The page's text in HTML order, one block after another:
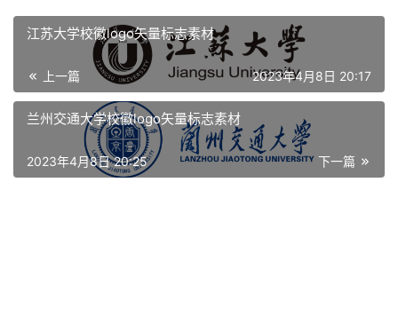
间
艺
登录 注册
江苏大学校徽logo矢量标志素材
上一篇 2023年4月8日 20:17
兰州交通大学校徽logo矢量标志素材
下一篇
2023年4月8日 20:25